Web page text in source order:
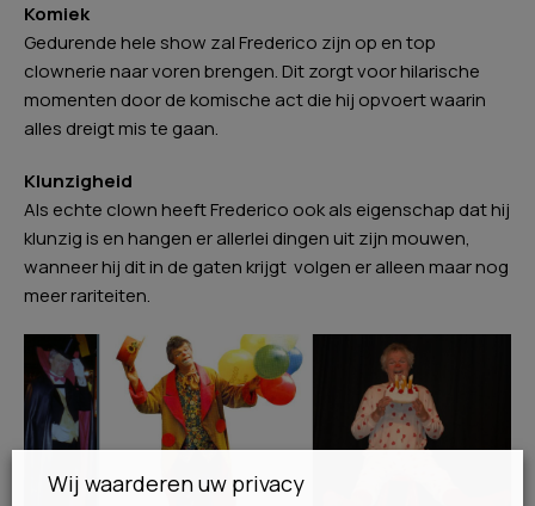
Komiek
Gedurende hele show zal Frederico zijn op en top
clownerie naar voren brengen. Dit zorgt voor hilarische
momenten door de komische act die hij opvoert waarin
alles dreigt mis te gaan.
Klunzigheid
Als echte clown heeft Frederico ook als eigenschap dat hij
klunzig is en hangen er allerlei dingen uit zijn mouwen,
wanneer hij dit in de gaten krijgt volgen er alleen maar nog
meer rariteiten.
Wij waarderen uw privacy